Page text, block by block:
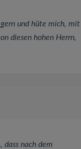
und hüte mich, mit
diesen hohen Herrn,
dass nach dem